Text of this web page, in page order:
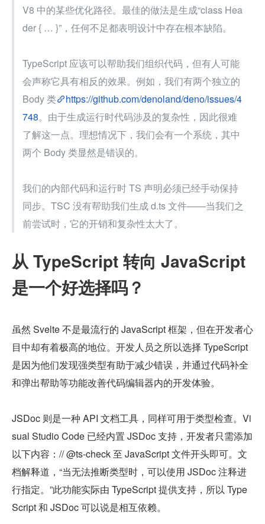
V8 中的某些优化路径。最佳的做法是生成“class Hea
der { … }”，任何不足都表明设计中存在根本缺陷。
TypeScript 应该可以帮助我们组织代码，但有人可能
会声称它具有相反的效果。例如，我们有两个独立的
Body 类
https://github.com/denoland/deno/issues/4
748。由于生成运行时代码涉及的复杂性，因此很难
了解这一点。理想情况下，我们会有一个系统，其中
两个 Body 类显然是错误的。
我们的内部代码和运行时 TS 声明必须已经手动保持
同步。TSC 没有帮助我们生成 d.ts 文件——当我们之
前尝试时，它的开销和复杂性太大了。
从 TypeScript 转向 JavaScript
是一个好选择吗？
虽然 Svelte 不是最流行的 JavaScript 框架，但在开发者心
目中却有着极高的地位。开发人员之所以选择 TypeScript
是因为他们发现强类型有助于减少错误，并通过代码补全
和弹出帮助等功能改善代码编辑器内的开发体验。
JSDoc 则是一种 API 文档工具，同样可用于类型检查。Vi
sual Studio Code 已经内置 JSDoc 支持，开发者只需添加
以下内容：// @ts-check 至 JavaScript 文件开头即可。文
档解释道，“当无法推断类型时，可以使用 JSDoc 注释进
行指定。”此功能实际由 TypeScript 提供支持，所以 Type
Script 和 JSDoc 可以说是相互依赖。